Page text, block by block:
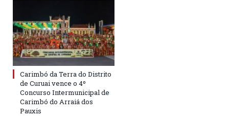
Carimbó da Terra do Distrito
de Curuai vence o 4º
Concurso Intermunicipal de
Carimbó do Arraiá dos
Pauxis